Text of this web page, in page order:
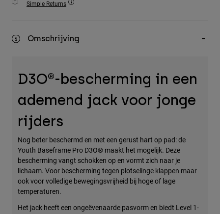
Accessories
Bags & Backpacks
Alles bekijken
Simple Returns
Omschrijving
D3O®-bescherming in een
ademend jack voor jonge
rijders
Nog beter beschermd en met een gerust hart op pad: de
Youth Baseframe Pro D3O® maakt het mogelijk. Deze
bescherming vangt schokken op en vormt zich naar je
lichaam. Voor bescherming tegen plotselinge klappen maar
ook voor volledige bewegingsvrijheid bij hoge of lage
temperaturen.
Het jack heeft een ongeëvenaarde pasvorm en biedt Level 1-